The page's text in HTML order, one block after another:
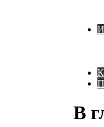
В